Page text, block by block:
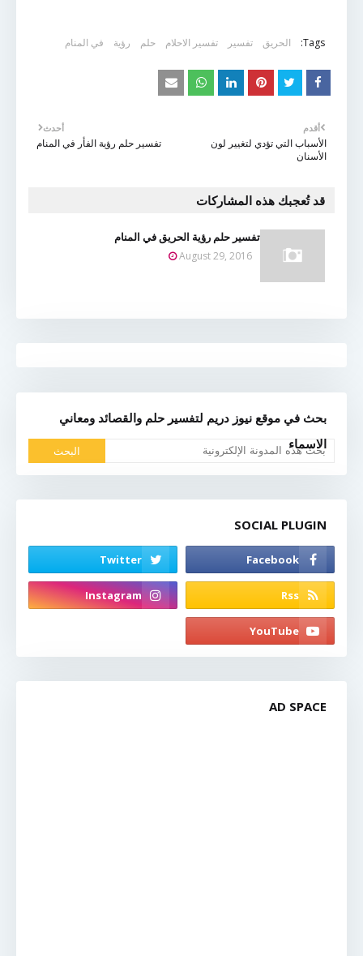
Tags: الحريق تفسير تفسير الاحلام حلم رؤية في المنام
أحدث
تفسير حلم رؤية الفأر في المنام
أقدم
الأسباب التي تؤدي لتغيير لون
الأسنان
قد تُعجبك هذه المشاركات
تفسير حلم رؤية الحريق في المنام
August 29, 2016
بحث في موقع نيوز دريم لتفسير حلم والقصائد ومعاني
الاسماء
SOCIAL PLUGIN
AD SPACE